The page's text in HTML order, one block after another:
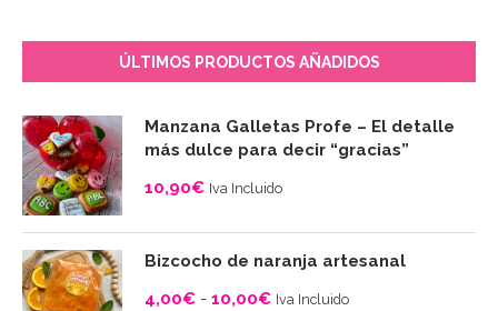
ÚLTIMOS PRODUCTOS AÑADIDOS
Manzana Galletas Profe – El detalle
más dulce para decir “gracias”
10,90€ Iva Incluido
Bizcocho de naranja artesanal
4,00€ - 10,00€ Iva Incluido